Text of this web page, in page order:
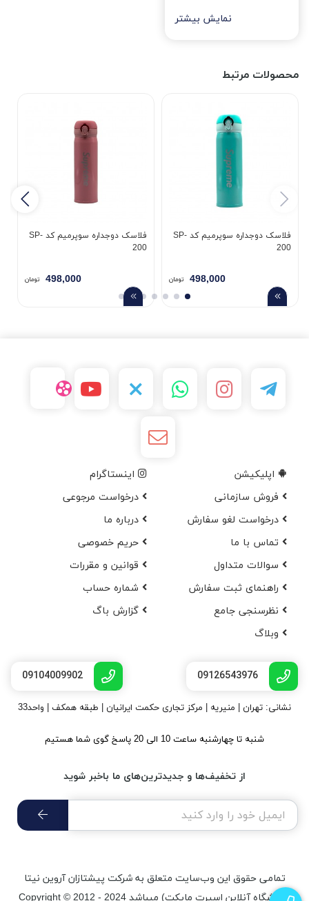
نمایش بیشتر
محصولات مرتبط
فلاسک دوجداره سوپرمیم کد SP-
200
498,000 تومان
فلاسک دوجداره سوپرمیم کد SP-
200
498,000 تومان
اپلیکیشن
اینستاگرام
فروش سازمانی
درخواست مرجوعی
درخواست لغو سفارش
در‌باره ما
تماس با ما
حریم خصوصی
سوالات متداول
قوانین و مقررات
راهنمای ثبت سفارش
شماره حساب
نظرسنجی جامع
گزارش باگ
وبلاگ
09126543976
09104009902
نشانی: تهران | منیریه | مرکز تجاری حکمت ایرانیان | طبقه همکف | واحد33
شنبه تا چهارشنبه ساعت 10 الی 20 پاسخ گوی شما هستیم
از تخفیف‌ها و جدیدترین‌های ما باخبر شوید
تمامی حقوق اين وب‌سايت متعلق به شرکت پیشتازان آروین نیتا
(فروشگاه آنلاین اسپرت مایکت) میباشد Copyright © 2012 - 2024